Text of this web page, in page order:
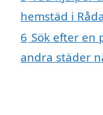
hemstäd i
6 Sök efter en
andra städer